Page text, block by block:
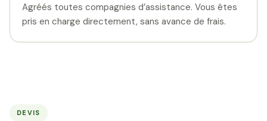
Agréés toutes compagnies d’assistance. Vous êtes
pris en charge directement, sans avance de frais.
DEVIS